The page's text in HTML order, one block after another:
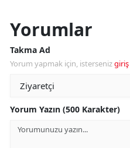
Yorumlar
Takma Ad
Yorum yapmak için, istersenizgiriş
Yorum Yazın (500 Karakter)